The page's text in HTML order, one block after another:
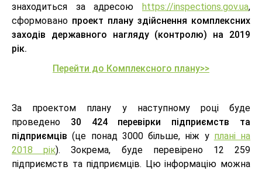
знаходиться за адресою https://inspections.gov.ua,
сформовано проект плану здійснення комплексних
заходів державного нагляду (контролю) на 2019
рік.
Перейти до Комплексного плану>>
За проектом плану у наступному році буде
проведено 30 424 перевірки підприємств та
підприємців(це понад 3000 більше, ніж у плані на
2018 рік). Зокрема, буде перевірено 12 259
підприємств та підприємців. Цю інформацію можна